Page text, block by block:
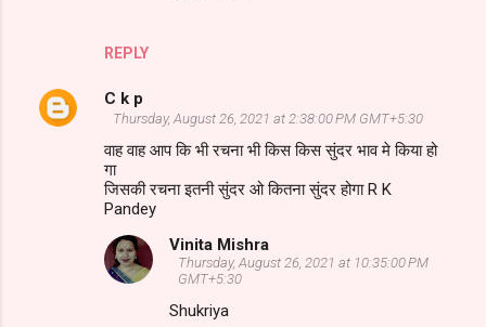
REPLY
C k p
Thursday, August 26, 2021 at 2:38:00 PM GMT+5:30
वाह वाह आप कि भी रचना भी किस किस सुंदर भाव मे किया हो
गा
जिसकी रचना इतनी सुंदर ओ कितना सुंदर होगा R K
Pandey
Vinita Mishra
Thursday, August 26, 2021 at 10:35:00 PM
GMT+5:30
Shukriya